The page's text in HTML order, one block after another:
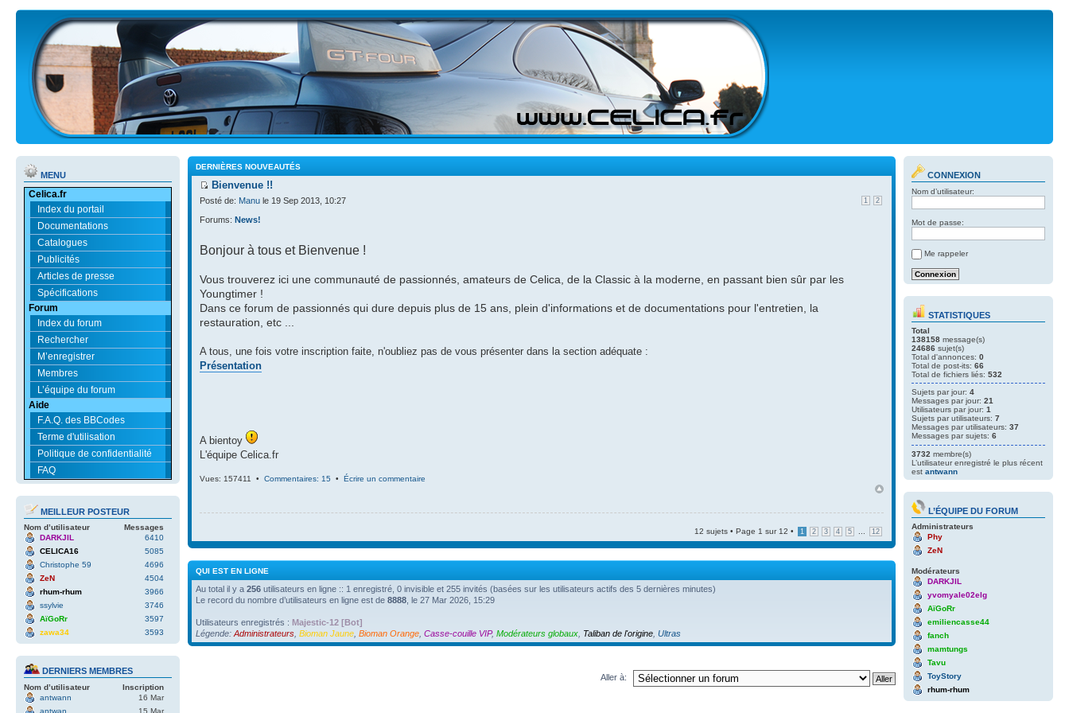
MENU
Celica.fr
Index du portail
Documentations
Catalogues
Publicités
Articles de presse
Spécifications
Forum
Index du forum
Rechercher
M’enregistrer
Membres
L’équipe du forum
Aide
F.A.Q. des BBCodes
Terme d'utilisation
Politique de confidentialité
FAQ
MEILLEUR POSTEUR
Nom d’utilisateur
Messages
DARKJIL
6410
CELICA16
5085
Christophe 59
4696
ZeN
4504
rhum-rhum
3966
ssylvie
3746
AïGoRr
3597
zawa34
3593
DERNIERS MEMBRES
Nom d’utilisateur
Inscription
antwann
16 Mar
antwan
15 Mar
DERNIÈRES NOUVEAUTÉS
Bienvenue !!
1 2
Posté de: Manu le 19 Sep 2013, 10:27
Forums: News!
Bonjour à tous et Bienvenue !
Vous trouverez ici une communauté de passionnés, amateurs de Celica, de la Classic à la moderne, en passant bien sûr par les
Youngtimer !
Dans ce forum de passionnés qui dure depuis plus de 15 ans, plein d'informations et de documentations pour l'entretien, la
restauration, etc ...
A tous, une fois votre inscription faite, n'oubliez pas de vous présenter dans la section adéquate :
Présentation
A bientoy
L'équipe Celica.fr
Vues: 157411 • Commentaires: 15 • Écrire un commentaire
12 sujets • Page 1 sur 12 • 1 2 3 4 5 12
QUI EST EN LIGNE
Au total il y a 256 utilisateurs en ligne :: 1 enregistré, 0 invisible et 255 invités (basées sur les utilisateurs actifs des 5 dernières minutes)
Le record du nombre d’utilisateurs en ligne est de 8888 , le 27 Mar 2026, 15:29
Utilisateurs enregistrés : Majestic-12 [Bot]
Légende: Administrateurs Bioman Jaune Bioman Orange Casse-couille VIP, Modérateurs globaux Taliban de l'origine Ultras
Aller à:
CONNEXION
Nom d’utilisateur:
Mot de passe:
Me rappeler
STATISTIQUES
Total
138158 message(s)
24686 sujet(s)
Total d'annonces: 0
Total de post-its: 66
Total de fichiers liés: 532
Sujets par jour: 4
Messages par jour: 21
Utilisateurs par jour: 1
Sujets par utilisateurs: 7
Messages par utilisateurs: 37
Messages par sujets: 6
3732 membre(s)
L’utilisateur enregistré le plus récent
est antwann
L’ÉQUIPE DU FORUM
Administrateurs
Phy
ZeN
Modérateurs
DARKJIL
yvomyale02elg
AïGoRr
emiliencasse44
fanch
mamtungs
Tavu
ToyStory
rhum-rhum